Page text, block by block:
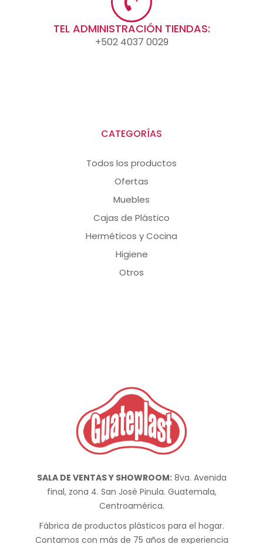
TEL ADMINISTRACIÓN TIENDAS:
+502 4037 0029
CATEGORÍAS
Todos los productos
Ofertas
Muebles
Cajas de Plástico
Herméticos y Cocina
Higiene
Otros
SALA DE VENTAS Y SHOWROOM:8va. Avenida
final, zona 4. San José Pinula. Guatemala,
Centroamérica.
Fábrica de productos plásticos para el hogar.
Contamos con más de 75 años de experiencia